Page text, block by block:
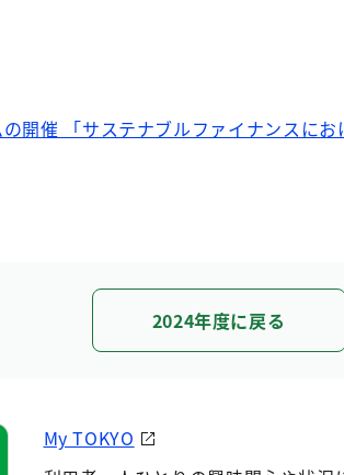
開催 「サステナブルファイナンスにお
2024年度に戻る
My TOKYO